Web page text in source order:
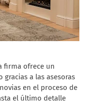
firma ofrece un
a las asesoras
en el proceso de
el último detalle